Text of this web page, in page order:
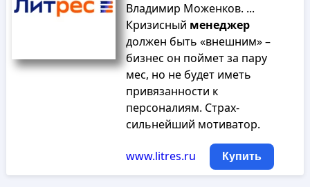
Владимир Моженков. ...
Кризисный менеджер
должен быть «внешним» –
бизнес он поймет за пару
мес, но не будет иметь
привязанности к
персоналиям. Страх-
сильнейший мотиватор.
www.litres.ru Купить